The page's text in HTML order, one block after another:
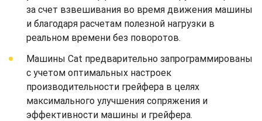
за счет взвешивания во время движения машины
и благодаря расчетам полезной нагрузки в
реальном времени без поворотов.
Машины Cat предварительно запрограммированы
с учетом оптимальных настроек
производительности грейфера в целях
максимального улучшения сопряжения и
эффективности машины и грейфера.